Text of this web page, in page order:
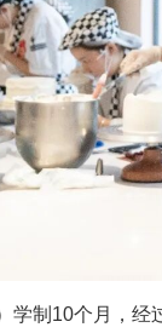
学制10个月，